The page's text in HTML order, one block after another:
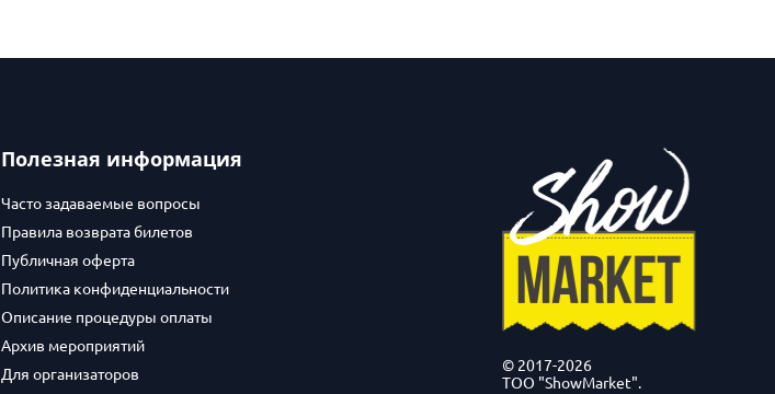
Полезная информация
Часто задаваемые вопросы
Правила возврата билетов
Публичная оферта
Политика конфиденциальности
Описание процедуры оплаты
Архив мероприятий
Для организаторов
© 2017-2026
ТОО "ShowMarket".